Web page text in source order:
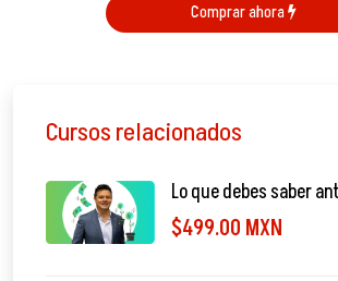
Comprar ahora
Cursos relacionados
Lo que debes saber
$499.00 MXN